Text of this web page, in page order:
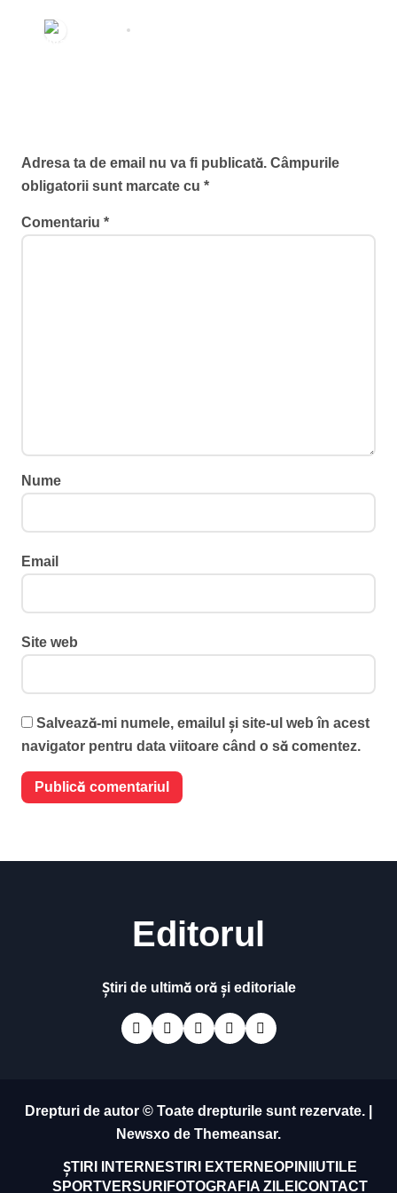
susține că a căzut cu mașina în
Adresa ta de email nu va fi publicată. Câmpurile
obligatorii sunt marcate cu *
Comentariu *
Nume
Email
Site web
Salvează-mi numele, emailul și site-ul web în acest
navigator pentru data viitoare când o să comentez.
Editorul
Știri de ultimă oră și editoriale
Drepturi de autor © Toate drepturile sunt rezervate.
Newsxo de Themeansar.
ȘTIRI INTERNESTIRI EXTERNEOPINII UTILE
SPORTVERSURI FOTOGRAFIA ZILEI CONTACT